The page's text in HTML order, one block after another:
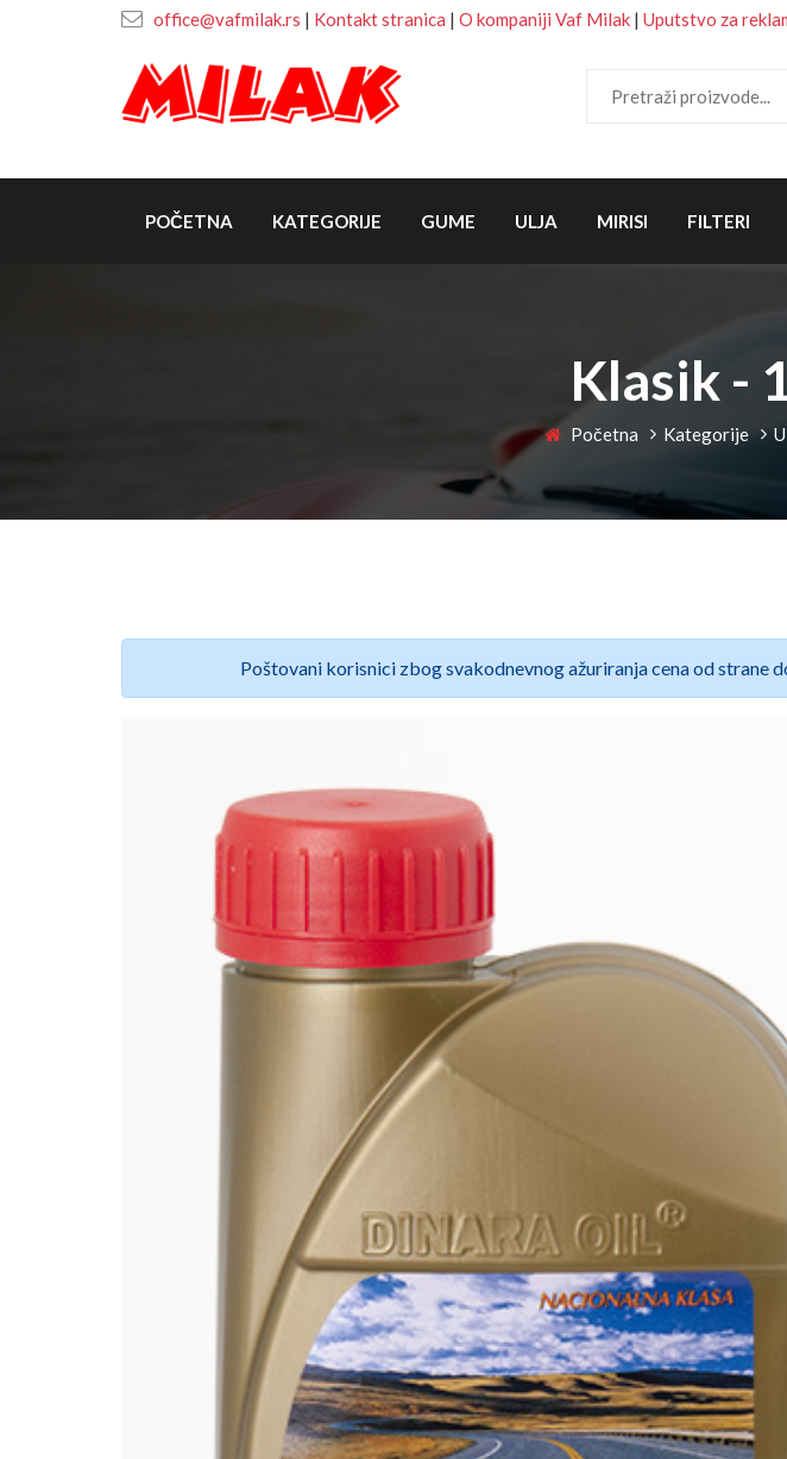
office@vafmilak.rs | Kontakt stranica | O kompaniji Vaf Milak | Uputstvo za
POČETNA KATEGORIJE GUME ULJA MIRISI FILTERI
Klasik -
Početna Kategorije
Poštovani korisnici zbog svakodnevnog ažuriranja cena od strane